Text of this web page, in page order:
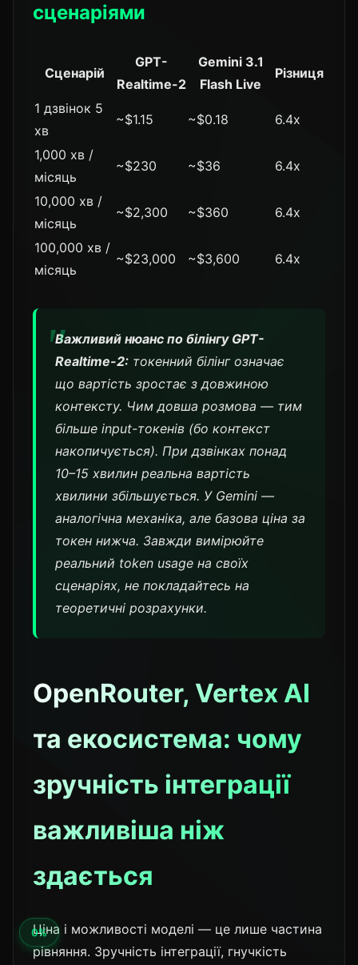
сценаріями
Сценарій
GPT-
Realtime-2
Gemini 3.1
Flash Live
Різниця
1 дзвінок 5
хв
~$1.15 ~$0.18 6.4x
1,000 хв /
місяць
~$230 ~$36 6.4x
10,000 хв /
місяць
~$2,300 ~$360 6.4x
100,000 хв /
місяць
~$23,000 ~$3,600 6.4x
Важливий нюанс по білінгу GPT-
Realtime-2: токенний білінг означає
що вартість зростає з довжиною
контексту. Чим довша розмова — тим
більше input-токенів (бо контекст
накопичується). При дзвінках понад
10–15 хвилин реальна вартість
хвилини збільшується. У Gemini —
аналогічна механіка, але базова ціна за
токен нижча. Завжди вимірюйте
реальний token usage на своїх
сценаріях, не покладайтесь на
теоретичні розрахунки.
OpenRouter, Vertex AI
та екосистема: чому
зручність інтеграції
важливіша ніж
здається
Ціна і можливості моделі — це лише частина
рівняння. Зручність інтеграції, гнучкість